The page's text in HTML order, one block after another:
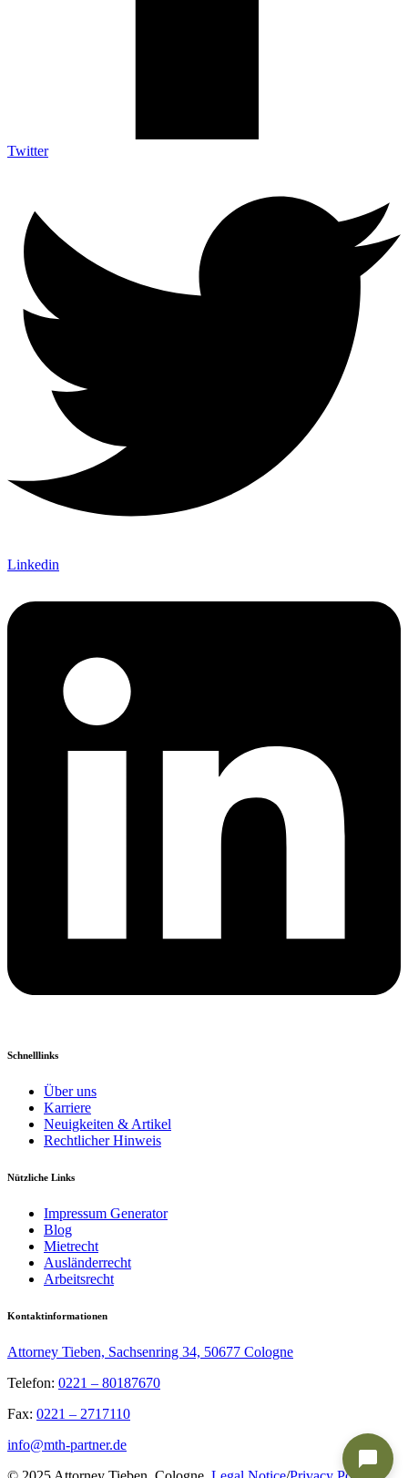
Twitter
Linkedin
Schnelllinks
Über uns
Karriere
Neuigkeiten & Artikel
Rechtlicher Hinweis
Nützliche Links
Impressum Generator
Blog
Mietrecht
Ausländerrecht
Arbeitsrecht
Kontaktinformationen
Attorney Tieben, Sachsenring 34, 50677 Cologne
Telefon: 0221 – 80187670
Fax: 0221 – 2717110
info@mth-partner.de